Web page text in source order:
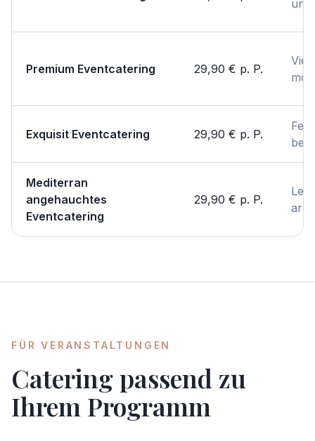
Premium Eventcatering 29,90 € p. P.
Exquisit Eventcatering 29,90 € p. P.
Mediterran
angehauchtes
Eventcatering
29,90 € p. P.
FÜR VERANSTALTUNGEN
Catering passend zu
Ihrem Programm